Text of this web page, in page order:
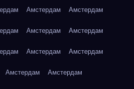
Амстердам Амстердам
Амстердам Амстердам
Амстердам Амстердам
Амстердам Амстердам